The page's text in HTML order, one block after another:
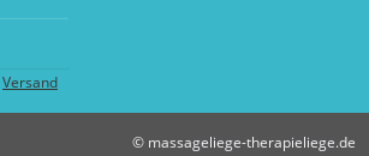
Versand
© massageliege-therapieliege.de